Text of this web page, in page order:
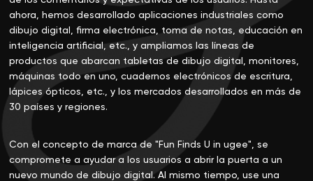
ahora, hemos desarrollado aplicaciones industriales como
dibujo digital, firma electrónica, toma de notas, educación en
inteligencia artificial, etc., y ampliamos las líneas de
productos que abarcan tabletas de dibujo digital, monitores,
máquinas todo en uno, cuadernos electrónicos de escritura,
lápices ópticos, etc., y los mercados desarrollados en más de
30 países y regiones.
Con el concepto de marca de "Fun Finds U in ugee", se
compromete a ayudar a los usuarios a abrir la puerta a un
nuevo mundo de dibujo digital. Al mismo tiempo, use una